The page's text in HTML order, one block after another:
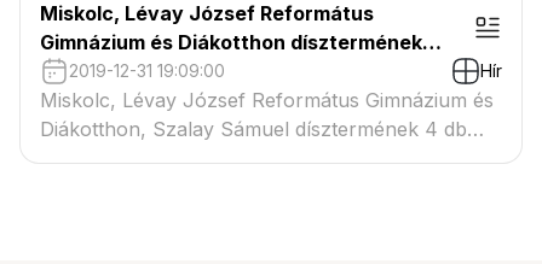
Miskolc, Lévay József Református
Gimnázium és Diákotthon dísztermének
festett kazettás mennyezeti táblái
2019-12-31 19:09:00 Hír
Miskolc, Lévay József Református Gimnázium és
Diákotthon, Szalay Sámuel dísztermének 4 db
festett kazettás mennyezeti táblájának alkotó